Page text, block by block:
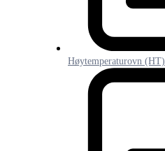
Høytemperaturovn (HT)